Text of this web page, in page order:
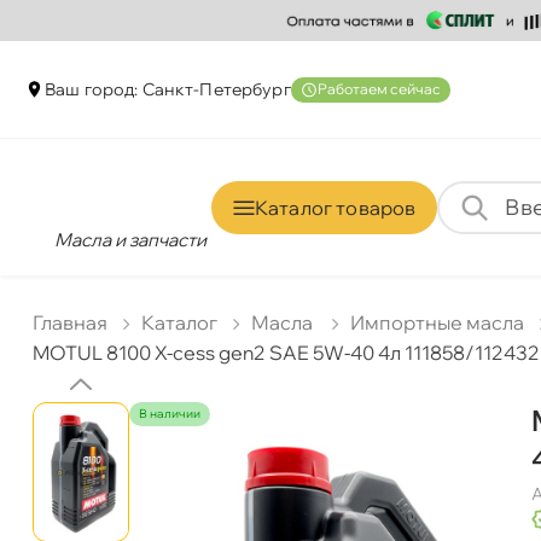
аш город: Санкт-Петербур Работаем сейчас
Масла и запчасти
Каталог товаро
Главная Катало Масла
Импортные масла
MOTUL 8100 X-cess gen2 SAE 5W-40 4л 111858/112432
наличии